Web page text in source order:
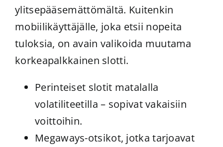
ylitsepääsemättömältä. Kuitenkin
mobiilikäyttäjälle, joka etsii nopeita
tuloksia, on avain valikoida muutama
korkeapalkkainen slotti.
Perinteiset slotit matalalla
volatiliteetilla – sopivat vakaisiin
voittoihin.
Megaways-otsikot, jotka tarjoavat